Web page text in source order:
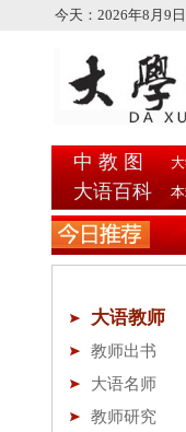
今天： 2026年8月9
中 教 图
大语百科
大语教师
教师出书
大语名师
教师研究